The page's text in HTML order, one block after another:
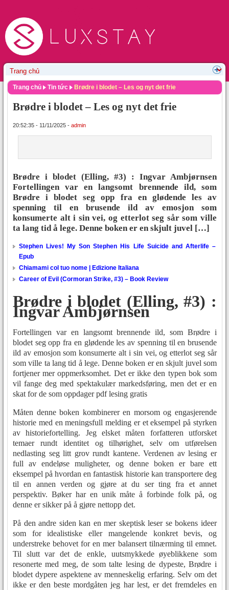
Trang chủ Tin tức Brødre i blodet – Les og nyt det frie
Brødre i blodet – Les og nyt det frie
20:52:35 - 11/11/2025 - admin
Brødre i blodet (Elling, #3) : Ingvar Ambjørnsen
Fortellingen var en langsomt brennende ild, som
Brødre i blodet seg opp fra en glødende les av
spenning til en brusende ild av emosjon som
konsumerte alt i sin vei, og etterlot seg sår som ville
ta lang tid å lege. Denne boken er en skjult juvel […]
Stephen Lives! My Son Stephen His Life Suicide and Afterlife –
Epub
Chiamami col tuo nome | Edizione Italiana
Career of Evil (Cormoran Strike, #3) – Book Review
Brødre i blodet (Elling, #3) :
Ingvar Ambjørnsen
Fortellingen var en langsomt brennende ild, som Brødre i
blodet seg opp fra en glødende les av spenning til en brusende
ild av emosjon som konsumerte alt i sin vei, og etterlot seg sår
som ville ta lang tid å lege. Denne boken er en skjult juvel som
fortjener mer oppmerksomhet. Det er ikke den typen bok som
vil fange deg med spektakulær markedsføring, men det er en
skat for de som oppdager pdf lesing gratis
Måten denne boken kombinerer en morsom og engasjerende
historie med en meningsfull melding er et eksempel på styrken
av historiefortelling. Jeg elsket måten forfatteren utforsket
temaer rundt identitet og tilhørighet, selv om utførelsen
nedlasting seg litt grov rundt kantene. Verdenen av lesing er
full av endeløse muligheter, og denne boken er bare ett
eksempel på hvordan en fantastisk historie kan transportere deg
til en annen verden og gjøre at du ser ting fra et annet
perspektiv. Bøker har en unik måte å forbinde folk på, og
denne er sikker på å gjøre nettopp det.
På den andre siden kan en mer skeptisk leser se bokens ideer
som for idealistiske eller mangelende konkret bevis, og
understreke behovet for en mer balansert tilnærming til emnet.
Til slutt var det de enkle, uutsmykkede øyeblikkene som
resonerte med meg, de som talte lesing de dypeste, Brødre i
blodet dypere aspektene av menneskelig erfaring. Selv om det
ikke er den beste mordgåten jeg har lest, er det fremdeles en